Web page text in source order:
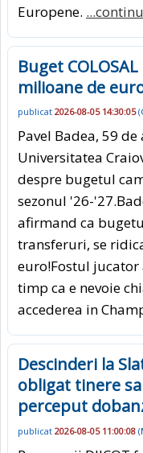
Europene.
Buget
milioane de
publicat 2026-08-05 14:30:05(
Pavel Badea, 59
Universitatea
despre bugetul
sezonul '26-
afirmand ca
transferuri, se
euro!Fostul
timp ca e nevoie
accederea in
Descinderi la
obligat tinere
perceput
publicat 2026-08-05 11:00:08 (